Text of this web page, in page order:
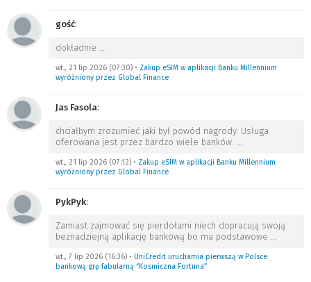
gość:
dokładnie …
wt., 21 lip 2026 (07:30) • Zakup eSIM w aplikacji Banku Millennium
wyróżniony przez Global Finance
Jas Fasola:
chciałbym zrozumieć jaki był powód nagrody. Usługa
oferowana jest przez bardzo wiele banków. …
wt., 21 lip 2026 (07:12) • Zakup eSIM w aplikacji Banku Millennium
wyróżniony przez Global Finance
PykPyk:
Zamiast zajmować się pierdołami niech dopracują swoją
beznadziejną aplikację bankową bo ma podstawowe …
wt., 7 lip 2026 (16:36) • UniCredit uruchamia pierwszą w Polsce
bankową grę fabularną “Kosmiczna Fortuna”